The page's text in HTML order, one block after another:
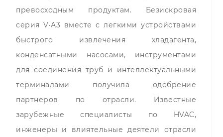
превосходным продуктам. Безискровая
серия V·A3 вместе с легкими устройствами
быстрого извлечения хладагента,
конденсатными насосами, инструментами
для соединения труб и интеллектуальными
терминалами получила одобрение
партнеров по отрасли. Известные
зарубежные специалисты по HVAC,
инженеры и влиятельные деятели отрасли